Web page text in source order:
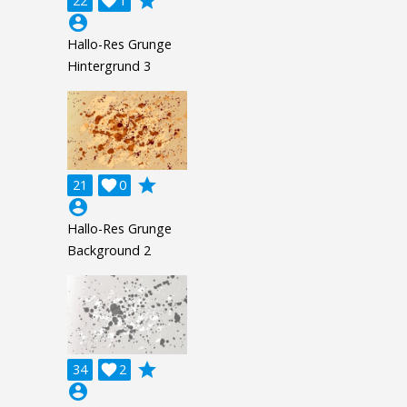
account_circle
Hallo-Res Grunge
Hintergrund 3
21 0

grade
account_circle
Hallo-Res Grunge
Background 2
34 2

grade
account_circle